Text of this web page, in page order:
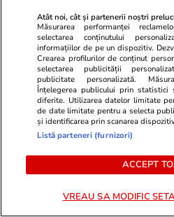
Știri România
Reacția lui Nicușor Dan,
DIICOT l-a ironizat pe
Pîslaru, supărat că nu a fost
anunțat de perchezițiile la
azilele din Bihor
Opinii
Fundament pentru un nou
model de dezvoltare
Atât noi, cât și partenerii noștri
Măsurarea performanței
selectarea conținutului
informațiilor de pe un dispozitiv.
Crearea profilurilor de conținut
selectarea publicității
publicitate personalizată.
Înțelegerea publicului prin
diferite. Utilizarea datelor limitate
de date limitate pentru a selecta
și identificarea prin scanarea
Listă parteneri (furnizori)
ACCEPT
VREAU SA MODIFIC